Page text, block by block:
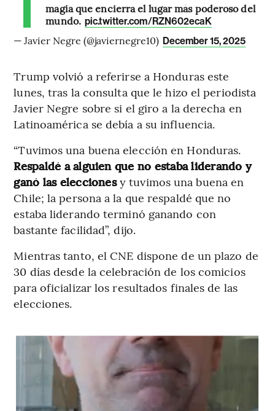
magia que encierra el lugar más poderoso del
mundo. pic.twitter.com/RZN602ecaK
— Javier Negre (@javiernegre10) December 15, 2025
Trump volvió a referirse a Honduras este
lunes, tras la consulta que le hizo el periodista
Javier Negre sobre si el giro a la derecha en
Latinoamérica se debía a su influencia.
“Tuvimos una buena elección en Honduras.
Respaldé a alguien que no estaba liderando y
ganó las eleccionesy tuvimos una buena en
Chile; la persona a la que respaldé que no
estaba liderando terminó ganando con
bastante facilidad”, dijo.
Mientras tanto, el CNE dispone de un plazo de
30 días desde la celebración de los comicios
para oficializar los resultados finales de las
elecciones.